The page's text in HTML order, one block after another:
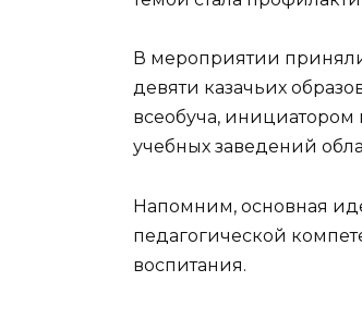
В мероприятии
девяти казачьих
всеобуча, инициатором
учебных заведений
Напомним, основная
педагогической
воспитания.